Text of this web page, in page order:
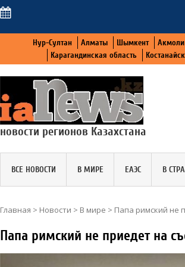
Нур-Султан Алматы Шымкент
Карагандинская область
новости регионов Казахстана
ВСЕ НОВОСТИ В МИРЕ ЕАЭС В
Главная > Новости > В мире > Папа римский не
Папа римский не приедет на